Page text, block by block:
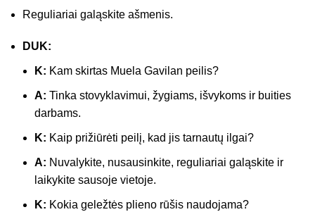
Reguliariai galąskite ašmenis.
DUK:
K: Kam skirtas Muela Gavilan peilis?
A: Tinka stovyklavimui, žygiams, išvykoms ir buities
darbams.
K: Kaip prižiūrėti peilį, kad jis tarnautų ilgai?
A: Nuvalykite, nusausinkite, reguliariai galąskite ir
laikykite sausoje vietoje.
K: Kokia geležtės plieno rūšis naudojama?